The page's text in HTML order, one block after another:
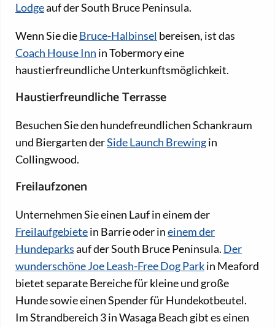
Lodgeauf der South Bruce Peninsula.
Wenn Sie dieBruce-Halbinsel bereisen, ist das
Coach House Inn in Tobermory eine
haustierfreundliche Unterkunftsmöglichkeit.
Haustierfreundliche Terrasse
Besuchen Sie den hundefreundlichen Schankraum
und Biergarten derSide Launch Brewingin
Collingwood.
Freilaufzonen
Unternehmen Sie einen Lauf in einem der
Freilaufgebietein Barrie oder ineinem der
Hundeparksauf der South Bruce Peninsula. Der
wunderschöne Joe Leash-Free Dog Parkin Meaford
bietet separate Bereiche für kleine und große
Hunde sowie einen Spender für Hundekotbeutel.
Im Strandbereich 3 in Wasaga Beach gibt es einen